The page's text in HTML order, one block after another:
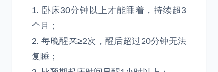
1. 卧床30分钟以上才能睡着，持续超3
个月；
2. 每晚醒来≥2次，醒后超过20分钟无法
复睡；